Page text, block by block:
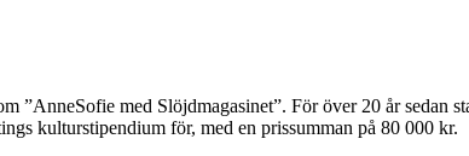
”AnneSofie med Slöjdmagasinet”. För över 20 år sedan
kulturstipendium för, med en prissumman på 80 000 kr.